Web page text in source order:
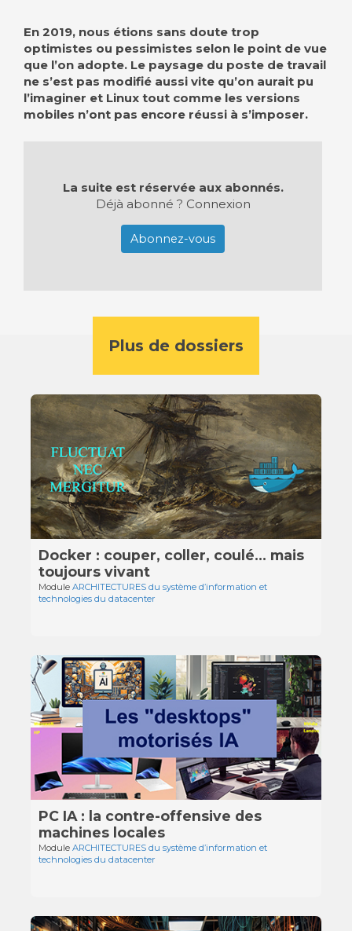
En 2019, nous étions sans doute trop
optimistes ou pessimistes selon le point de vue
que l’on adopte. Le paysage du poste de travail
ne s’est pas modifié aussi vite qu’on aurait pu
l’imaginer et Linux tout comme les versions
mobiles n’ont pas encore réussi à s’imposer.
La suite est réservée aux abonnés.
Déjà abonné ? Connexion
Abonnez-vous
Plus de dossiers
Docker : couper, coller, coulé… mais
toujours vivant
ModuleARCHITECTURES du système d’information et
technologies du datacenter
PC IA : la contre-offensive des
machines locales
ModuleARCHITECTURES du système d’information et
technologies du datacenter